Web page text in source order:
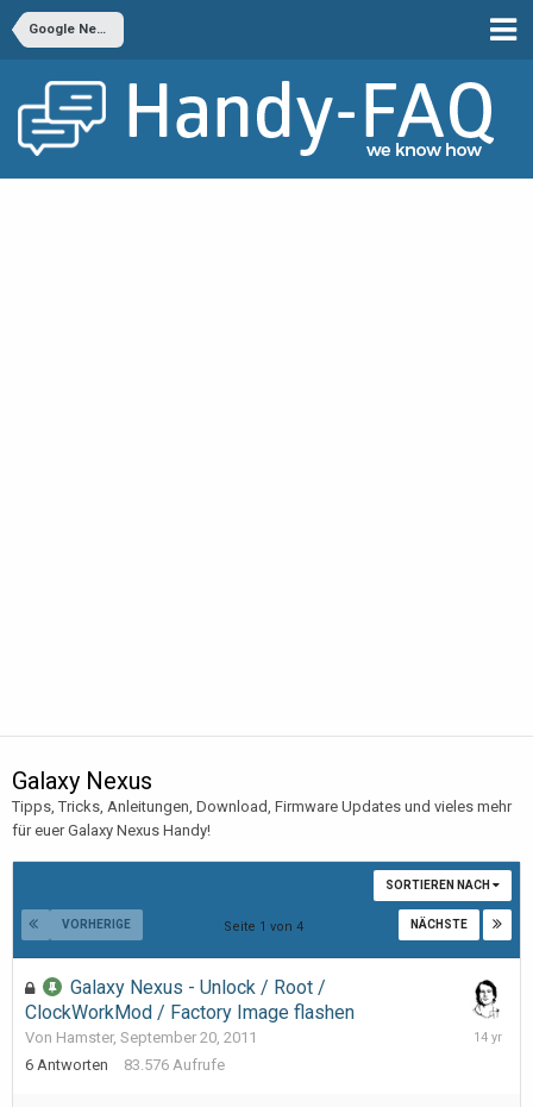
Google Nexus
Galaxy Nexus
Tipps, Tricks, Anleitungen, Download, Firmware Updates und vieles mehr
für euer Galaxy Nexus Handy!
SORTIEREN NACH
VORHERIGE NÄCHSTE
Seite 1 von 4
Galaxy Nexus - Unlock / Root /
ClockWorkMod / Factory Image flashen
Von Hamster, September 20, 2011
6 Antworten 83.576 Aufrufe
May